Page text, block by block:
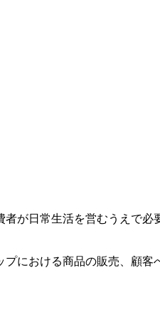
が日常生活を営むうえで必
における商品の販売、顧客